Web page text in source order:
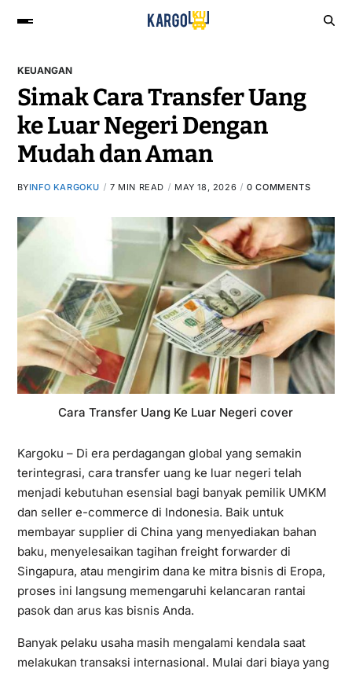
KEUANGAN
Simak Cara Transfer Uang
ke Luar Negeri Dengan
Mudah dan Aman
BYINFO KARGOKU 7 MIN READ MAY 18, 2026 0 COMMENTS
Cara Transfer Uang Ke Luar Negeri cover
Kargoku – Di era perdagangan global yang semakin
terintegrasi, cara transfer uang ke luar negeri telah
menjadi kebutuhan esensial bagi banyak pemilik UMKM
dan seller e-commerce di Indonesia. Baik untuk
membayar supplier di China yang menyediakan bahan
baku, menyelesaikan tagihan freight forwarder di
Singapura, atau mengirim dana ke mitra bisnis di Eropa,
proses ini langsung memengaruhi kelancaran rantai
pasok dan arus kas bisnis Anda.
Banyak pelaku usaha masih mengalami kendala saat
melakukan transaksi internasional. Mulai dari biaya yang